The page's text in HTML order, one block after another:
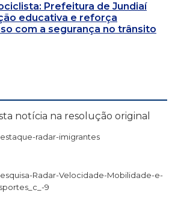
Prefeitura de Jundiaí
educativa e reforça
com a segurança no trânsito
notícia na resolução original
radar-imigrantes
Radar-Velocidade-Mobilidade-e-
9